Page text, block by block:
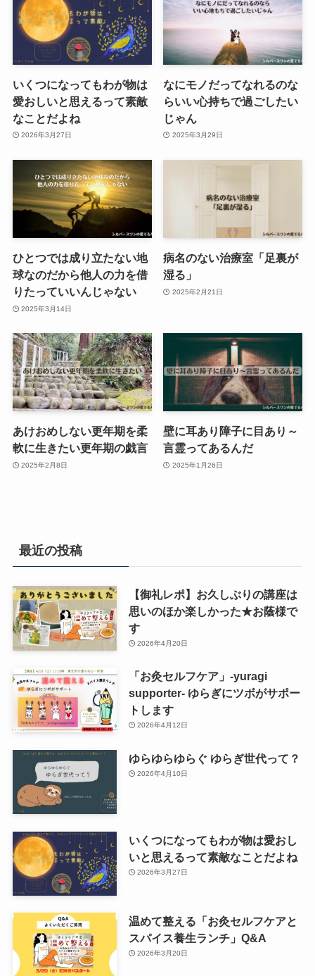
いくつになってもわが物は
愛おしいと思えるって素敵
なことだよね
2026年3月27日
なにモノだってなれるのな
らいい心持ちで過ごしたい
じゃん
2025年3月29日
ひとつでは成り立たない地
球なのだから他人の力を借
りたっていいんじゃない
2025年3月14日
病名のない治療室「足裏が
湿る」
2025年2月21日
あけおめしない更年期を柔
軟に生きたい更年期の戯言
2025年2月8日
壁に耳あり障子に目あり～
言霊ってあるんだ
2025年1月26日
最近の投稿
【御礼レポ】お久しぶりの講座は
思いのほか楽しかった★お蔭様で
す
2026年4月20日
「お灸セルフケア」-yuragi
supporter- ゆらぎにツボがサポー
トします
2026年4月12日
ゆらゆらゆらぐ ゆらぎ世代って？
2026年4月10日
いくつになってもわが物は愛おし
いと思えるって素敵なことだよね
2026年3月27日
温めて整える「お灸セルフケアと
スパイス養生ランチ」Q&A
2026年3月20日